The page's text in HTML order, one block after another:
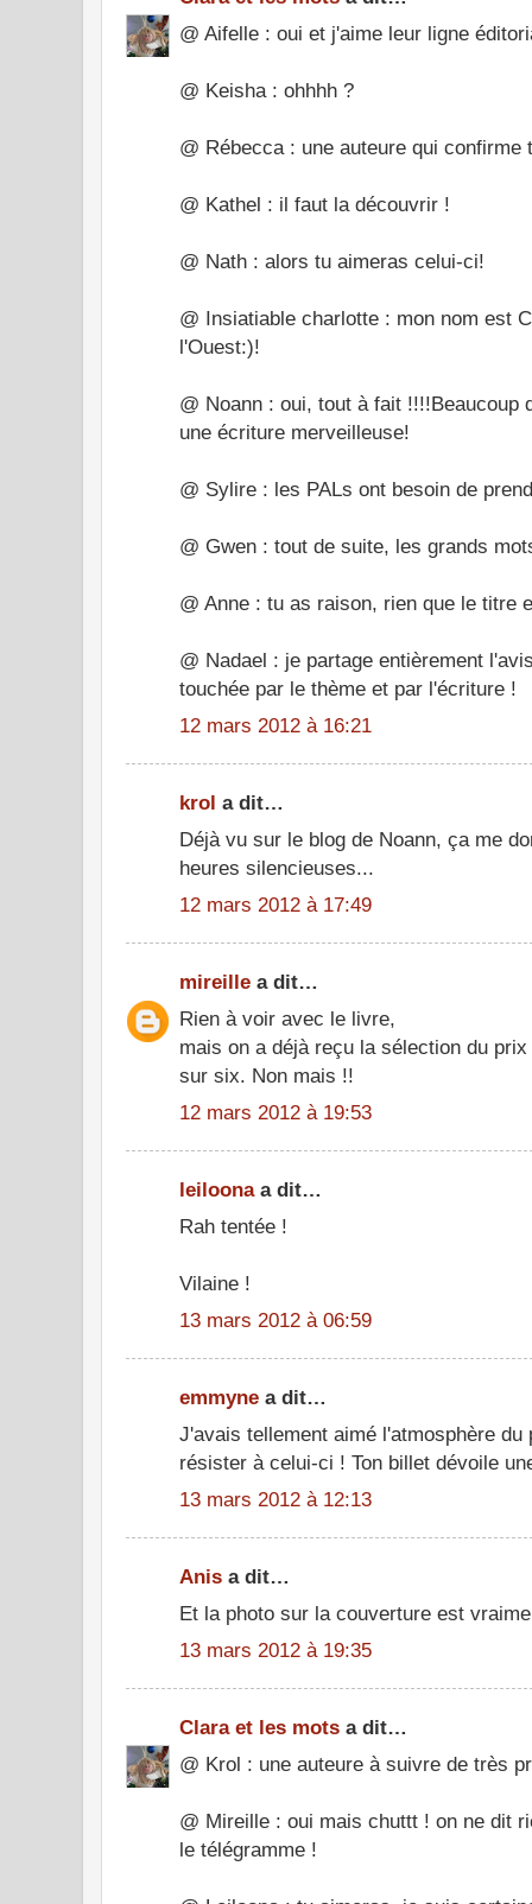
@ Aifelle : oui et j'aime leur ligne
@ Keisha : ohhhh ?
@ Rébecca : une auteure qui confirme
@ Kathel : il faut la découvrir !
@ Nath : alors tu aimeras celui-ci!
@ Insiatiable charlotte : mon nom est
l'Ouest:)!
@ Noann : oui, tout à fait !!!!Beaucoup
une écriture merveilleuse!
@ Sylire : les PALs ont besoin de
@ Gwen : tout de suite, les grands
@ Anne : tu as raison, rien que le titre
@ Nadael : je partage entièrement
touchée par le thème et par l'écriture !
12 mars 2012 à 16:21
krol a dit…
Déjà vu sur le blog de Noann, ça me
heures silencieuses...
12 mars 2012 à 17:49
mireille a dit…
Rien à voir avec le livre,
mais on a déjà reçu la sélection du
sur six. Non mais !!
12 mars 2012 à 19:53
leiloonaa dit…
Rah tentée !
Vilaine !
13 mars 2012 à 06:59
emmyne a dit…
J'avais tellement aimé l'atmosphère du
résister à celui-ci ! Ton billet dévoile
13 mars 2012 à 12:13
Anis a dit…
Et la photo sur la couverture est
13 mars 2012 à 19:35
Clara et les mots a dit…
@ Krol : une auteure à suivre de très
@ Mireille : oui mais chuttt ! on ne dit
le télégramme !